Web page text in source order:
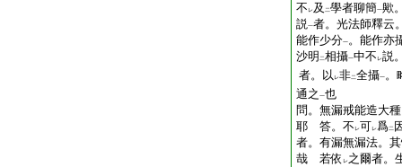
不 レ及 二學者聊簡一歟
説一者。光法師釋云
能作少分一。能作亦
沙明 二相攝一中不 レ説
者。以 レ非二全攝一。
通之 一也
問。無漏戒能造大
耶 答。不 レ可レ爲二
者。有漏無漏法。
哉 若依 レ之爾者。